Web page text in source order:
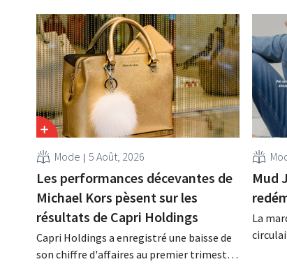
Mode 5 Août, 2026
Les performances décevantes de
Michael Kors pèsent sur les
résultats de Capri Holdings
Capri Holdings a enregistré une baisse de
son chiffre d'affaires au premier trimestre
Mud
La